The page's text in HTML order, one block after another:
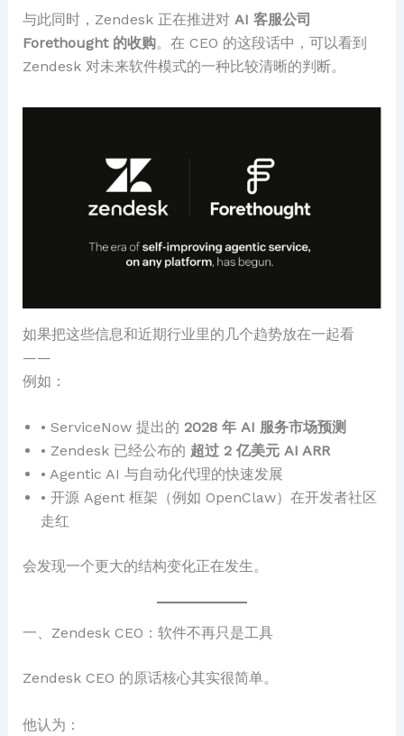
与此同时，Zendesk 正在推进对 AI 客服公司
Forethought 的收购。在 CEO 的这段话中，可以看到
Zendesk 对未来软件模式的一种比较清晰的判断。
如果把这些信息和近期行业里的几个趋势放在一起看
——
例如：
• ServiceNow 提出的 2028 年 AI 服务市场预测
• Zendesk 已经公布的 超过 2 亿美元 AI ARR
• Agentic AI 与自动化代理的快速发展
• 开源 Agent 框架（例如 OpenClaw）在开发者社区
走红
会发现一个更大的结构变化正在发生。
一、Zendesk CEO：软件不再只是工具
Zendesk CEO 的原话核心其实很简单。
他认为：